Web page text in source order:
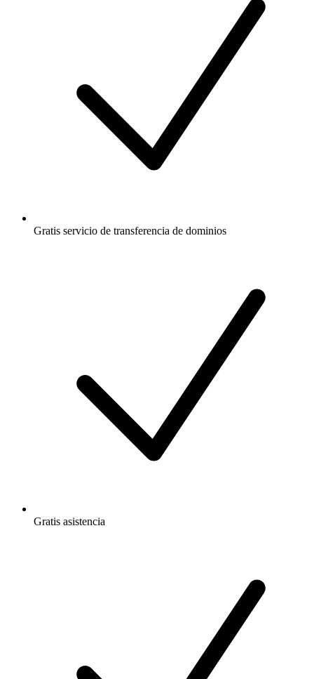
Gratis servicio de transferencia de dominios
Gratis asistencia